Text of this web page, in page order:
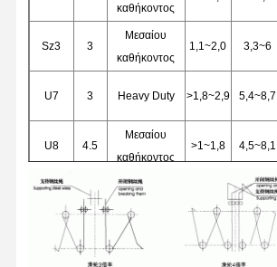
καθήκοντος
Sz3 3
Μεσαίου
καθήκοντος
1,1~2,0 3,3~6
U7 3 Heavy Duty >1,8~2,9 5,4~8,7
U8 4.5
Μεσαίου
καθήκοντος
>1~1,8 4,5~8,1